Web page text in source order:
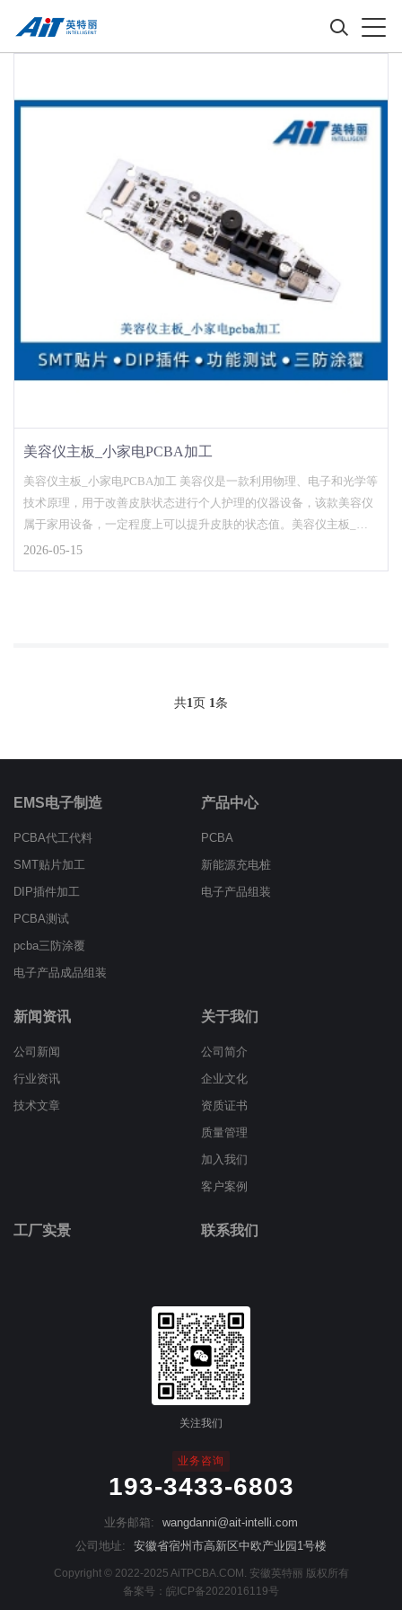
美容仪主板_小家电PCBA加工
美容仪主板_小家电PCBA加工 美容仪是一款利用物理、电子和光学等
技术原理，用于改善皮肤状态进行个人护理的仪器设备，该款美容仪
属于家用设备，一定程度上可以提升皮肤的状态值。美容仪主板_小
家电pcba...
2026-05-15
共1页 1条
EMS电子制造
PCBA代工代料
SMT贴片加工
DIP插件加工
PCBA测试
pcba三防涂覆
电子产品成品组装
产品中心
PCBA
新能源充电桩
电子产品组装
新闻资讯
公司新闻
行业资讯
技术文章
关于我们
公司简介
企业文化
资质证书
质量管理
加入我们
客户案例
工厂实景 联系我们
业务咨询
193-3433-6803
业务邮箱:
wangdanni@ait-intelli.com
公司地址:
安徽省宿州市高新区中欧产业园1号楼
Copyright © 2022-2025 AiTPCBA.COM. 安徽英特丽 版权所有
备案号： 皖ICP备2022016119号
关注我们